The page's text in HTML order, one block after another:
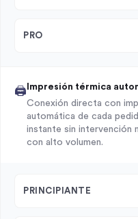
PRO
🖨️ Impresión térmica
Conexión directa con
automática de cada
instante sin intervención
con alto volumen.
PRINCIPIANTE